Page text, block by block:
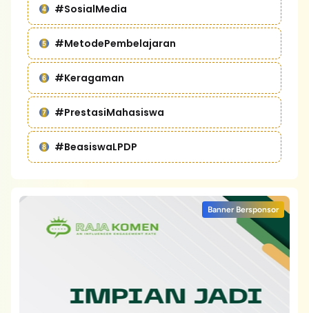
#SosialMedia
#MetodePembelajaran
#Keragaman
#PrestasiMahasiswa
#BeasiswaLPDP
Banner Bersponsor